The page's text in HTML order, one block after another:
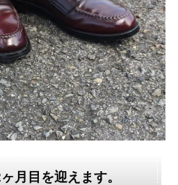
月目を迎えます。